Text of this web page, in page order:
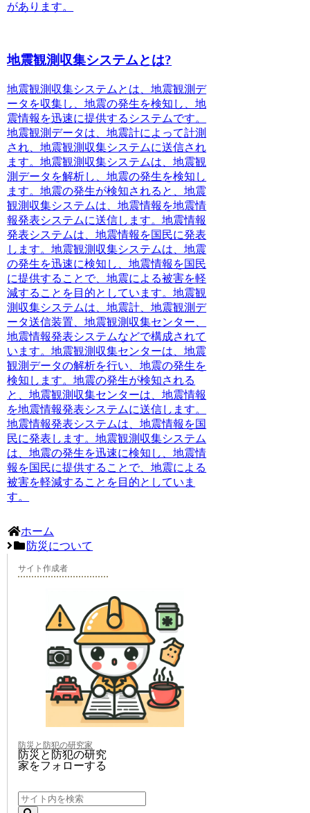
があります。
地震観測収集システムとは?
地震観測収集システムとは 、地震観測デ
ータを収集し、地震の発生を検知し、地
震情報を迅速に提供するシステムです。
地震観測データは、地震計によって計測
され、地震観測収集システムに送信され
ます。地震観測収集システムは、地震観
測データを解析し、地震の発生を検知し
ます。地震の発生が検知されると、地震
観測収集システムは、地震情報を地震情
報発表システムに送信します。地震情報
発表システムは、地震情報を国民に発表
します。地震観測収集システムは、地震
の発生を迅速に検知し、地震情報を国民
に提供することで、地震による被害を軽
減することを目的としています。地震観
測収集システムは、地震計、地震観測デ
ータ送信装置、地震観測収集センター、
地震情報発表システムなどで構成されて
います。地震観測収集センターは、地震
観測データの解析を行い、地震の発生を
検知します。地震の発生が検知される
と、地震観測収集センターは、地震情報
を地震情報発表システムに送信します。
地震情報発表システムは、地震情報を国
民に発表します。地震観測収集システム
は、地震の発生を迅速に検知し、地震情
報を国民に提供することで、地震による
被害を軽減することを目的としていま
す。
ホーム
防災について
サイト作成者
防災と防犯の研究家
防災と防犯の研究
家をフォローする